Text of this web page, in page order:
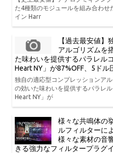
た4種類のモジュールを組み合わ
イン Harr
【過去最安値】
アルゴリズムを
た味わいを提供するパラレル
Heart NY」が87%OFF、5ドル
独自の適応型コンプレッションア
の効いた味わいを提供するパラレ
Heart NY」が
様々な共鳴体の
ルフィルターに
様々な素材の音
きる強力なフィルタープラグ